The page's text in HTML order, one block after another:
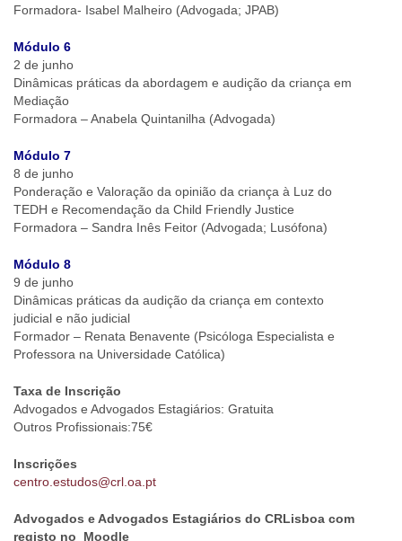
Formadora- Isabel Malheiro (Advogada; JPAB)
Módulo 6
2 de junho
Dinâmicas práticas da abordagem e audição da criança em
Mediação
Formadora – Anabela Quintanilha (Advogada)
Módulo 7
8 de junho
Ponderação e Valoração da opinião da criança à Luz do
TEDH e Recomendação da Child Friendly Justice
Formadora – Sandra Inês Feitor (Advogada; Lusófona)
Módulo 8
9 de junho
Dinâmicas práticas da audição da criança em contexto
judicial e não judicial
Formador – Renata Benavente (Psicóloga Especialista e
Professora na Universidade Católica)
Taxa de Inscrição
Advogados e Advogados Estagiários: Gratuita
Outros Profissionais:75€
Inscrições
centro.estudos@crl.oa.pt
Advogados e Advogados Estagiários do CRLisboa com
registo no Moodle